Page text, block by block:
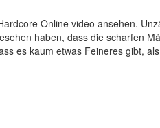
Online video ansehen.
haben, dass die scharfen
es kaum etwas Feineres gibt, als